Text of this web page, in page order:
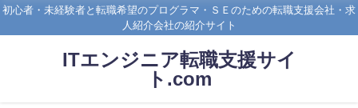
初心者・未経験者と転職希望のプログラマ・ＳＥのための転職支援会社・求
人紹介会社の紹介サイト
ITエンジニア転職支援サイ
ト.com